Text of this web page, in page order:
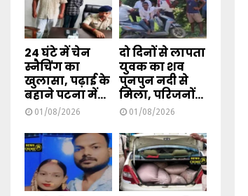
24 घंटे में चेन
स्नैचिंग का
खुलासा, पढ़ाई के
बहाने पटना में...
01/08/2026
दो दिनों से लापता
युवक का शव
पुनपुन नदी से
मिला, परिजनों...
01/08/2026